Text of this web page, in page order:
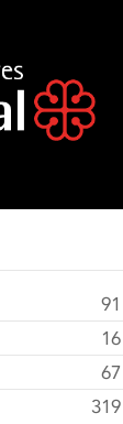
91
16
67
319